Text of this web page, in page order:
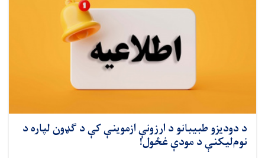
د دودیزو طبیبانو د ارزونې ازموینې کې د ګډون لپاره د
نوم‌لیکنې د مودې غځول!